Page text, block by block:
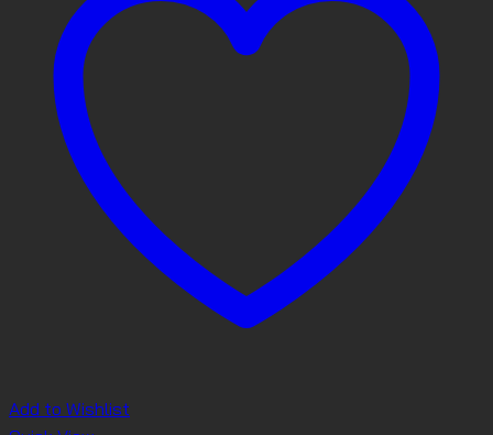
Add to Wishlist